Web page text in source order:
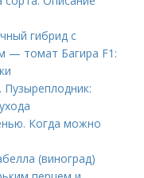
гибрид с
— томат Багира F1:
Когда можно
(виноград)